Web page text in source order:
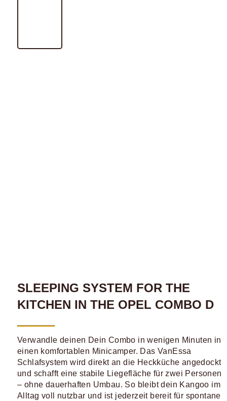
SLEEPING SYSTEM FOR THE
KITCHEN IN THE OPEL COMBO D
Verwandle deinen Dein Combo in wenigen Minuten in
einen komfortablen Minicamper. Das VanEssa
Schlafsystem wird direkt an die Heckküche angedockt
und schafft eine stabile Liegefläche für zwei Personen
– ohne dauerhaften Umbau. So bleibt dein Kangoo im
Alltag voll nutzbar und ist jederzeit bereit für spontane